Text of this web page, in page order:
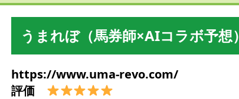
うまれぼ（馬券師×AIコラボ予想）
https://www.uma-revo.com/
評価